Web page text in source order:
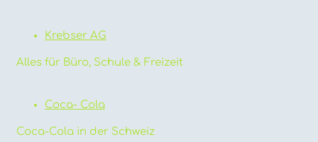
Krebser AG
Alles für Büro, Schule & Freizeit
Coca- Cola
Coca-Cola in der Schweiz